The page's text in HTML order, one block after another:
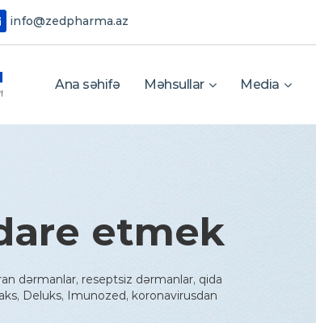
info@zedpharma.az
Ana səhifə Məhsullar Media
etmek
dərmanlar, reseptsiz dərmanlar, qida
Deluks, Imunozed, koronavirusdan